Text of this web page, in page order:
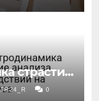
страсти:
на
0